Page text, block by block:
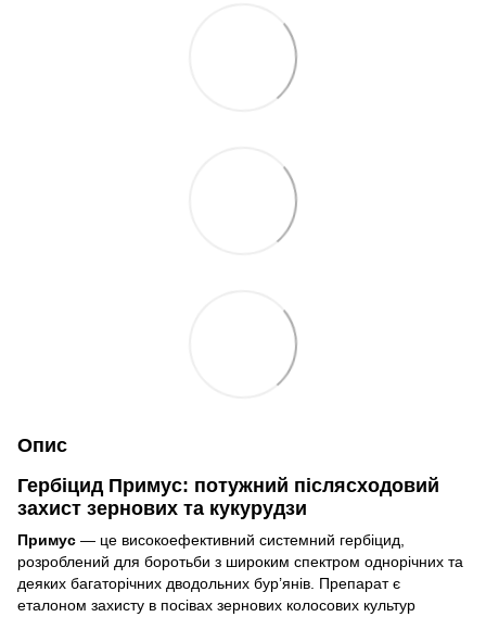
Опис
Гербіцид Примус: потужний післясходовий
захист зернових та кукурудзи
Примус — це високоефективний системний гербіцид,
розроблений для боротьби з широким спектром однорічних та
деяких багаторічних дводольних бур’янів. Препарат є
еталоном захисту в посівах зернових колосових культур